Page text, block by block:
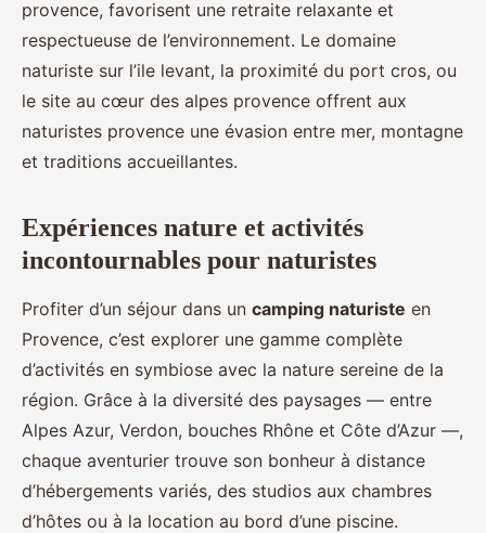
provence, favorisent une retraite relaxante et
respectueuse de l’environnement. Le domaine
naturiste sur l’ile levant, la proximité du port cros, ou
le site au cœur des alpes provence offrent aux
naturistes provence une évasion entre mer, montagne
et traditions accueillantes.
Expériences nature et activités
incontournables pour naturistes
Profiter d’un séjour dans un camping naturiste en
Provence, c’est explorer une gamme complète
d’activités en symbiose avec la nature sereine de la
région. Grâce à la diversité des paysages — entre
Alpes Azur, Verdon, bouches Rhône et Côte d’Azur —,
chaque aventurier trouve son bonheur à distance
d’hébergements variés, des studios aux chambres
d’hôtes ou à la location au bord d’une piscine.